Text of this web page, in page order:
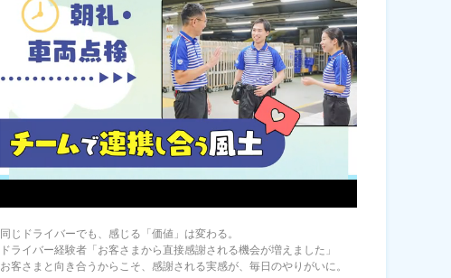
同じドライバーでも、感じる「価値」は変わる。
ドライバー経験者「お客さまから直接感謝される機会が増えました」
お客さまと向き合うからこそ、感謝される実感が、毎日のやりがいに。